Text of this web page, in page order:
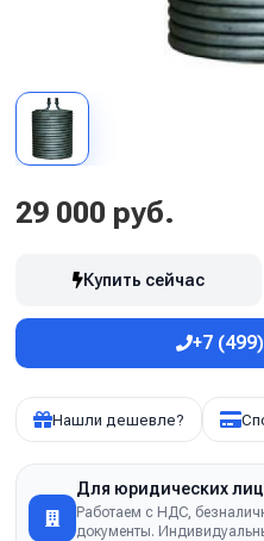
29 000 руб.
Купить сейчас
+7
Нашли дешевле?
Для юридических лиц
Работаем с НДС,
документы.